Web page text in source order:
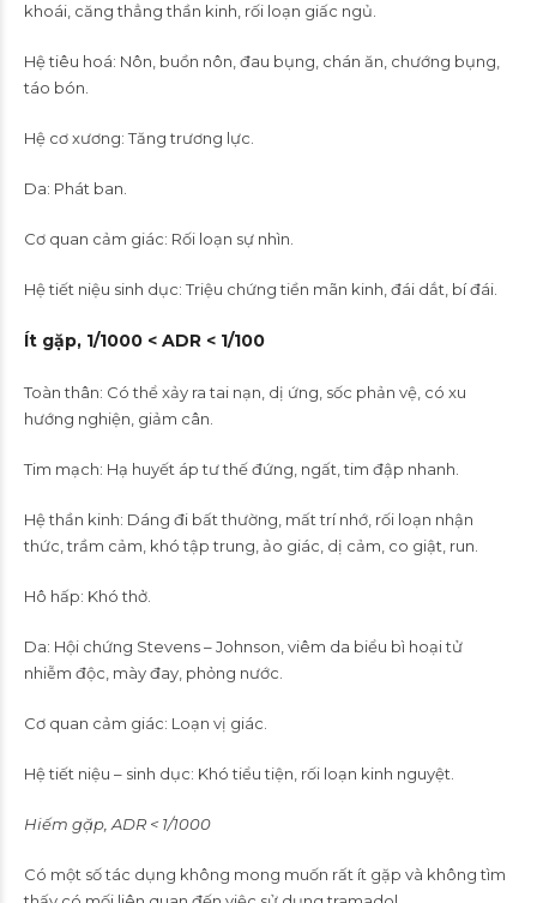
khoái, căng thẳng thần kinh, rối loạn giấc ngủ.
Hệ tiêu hoá: Nôn, buồn nôn, đau bụng, chán ăn, chướng bụng,
táo bón.
Hệ cơ xương: Tăng trương lực.
Da: Phát ban.
Cơ quan cảm giác: Rối loạn sự nhìn.
Hệ tiết niệu sinh dục: Triệu chứng tiền mãn kinh, đái dắt, bí đái.
Ít gặp, 1/1000 < ADR < 1/100
Toàn thân: Có thể xảy ra tai nạn, dị ứng, sốc phản vệ, có xu
hướng nghiện, giảm cân.
Tim mạch: Hạ huyết áp tư thế đứng, ngất, tim đập nhanh.
Hệ thần kinh: Dáng đi bất thường, mất trí nhớ, rối loạn nhận
thức, trầm cảm, khó tập trung, ảo giác, dị cảm, co giật, run.
Hô hấp: Khó thở.
Da: Hội chứng Stevens – Johnson, viêm da biểu bì hoại tử
nhiễm độc, mày đay, phỏng nước.
Cơ quan cảm giác: Loạn vị giác.
Hệ tiết niệu – sinh dục: Khó tiểu tiện, rối loạn kinh nguyệt.
Hiếm gặp, ADR < 1/1000
Có một số tác dụng không mong muốn rất ít gặp và không tìm